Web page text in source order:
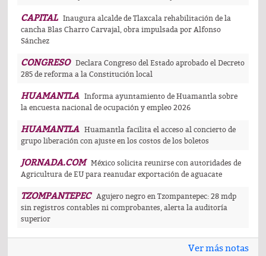
CAPITAL
Inaugura alcalde de Tlaxcala rehabilitación de la
cancha Blas Charro Carvajal, obra impulsada por Alfonso
Sánchez
CONGRESO
Declara Congreso del Estado aprobado el Decreto
285 de reforma a la Constitución local
HUAMANTLA
Informa ayuntamiento de Huamantla sobre
la encuesta nacional de ocupación y empleo 2026
HUAMANTLA
Huamantla facilita el acceso al concierto de
grupo liberación con ajuste en los costos de los boletos
JORNADA.COM
México solicita reunirse con autoridades de
Agricultura de EU para reanudar exportación de aguacate
TZOMPANTEPEC
Agujero negro en Tzompantepec: 28 mdp
sin registros contables ni comprobantes, alerta la auditoría
superior
Ver más notas